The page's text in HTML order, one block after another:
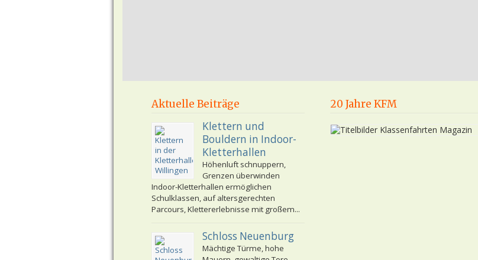
Aktuelle Beiträge
Klettern und
Bouldern in Indoor-
Kletterhallen
Höhenluft schnuppern,
Grenzen überwinden
Indoor-Kletterhallen ermöglichen
Schulklassen, auf altersgerechten
Parcours, Klettererlebnisse mit großem...
Schloss Neuenburg
Mächtige Türme, hohe
20 Jahre KFM